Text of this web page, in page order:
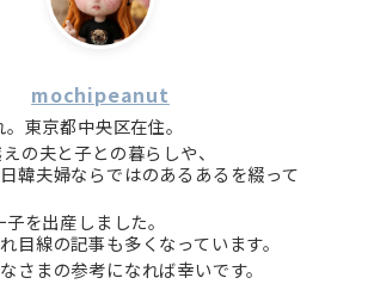
mochipeanut
東京都中央区在住。
の夫と子との暮らしや、
韓夫婦ならではのあるあるを綴って
を出産しました。
目線の記事も多くなっています。
さまの参考になれば幸いです。